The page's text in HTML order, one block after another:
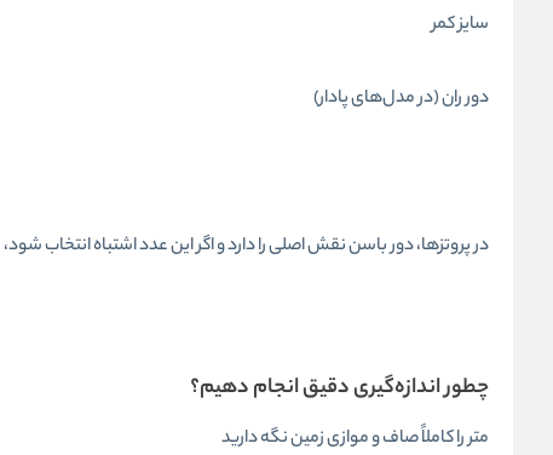
سایز کمر
دور ران (در مدل‌های پادار)
در پروتزها، دور باسن نقش اصلی را دارد و اگر این عدد اشتباه انتخاب
چطور اندازه‌گیری دقیق انجام دهیم؟
متر را کاملاً صاف و موازی زمین نگه دارید